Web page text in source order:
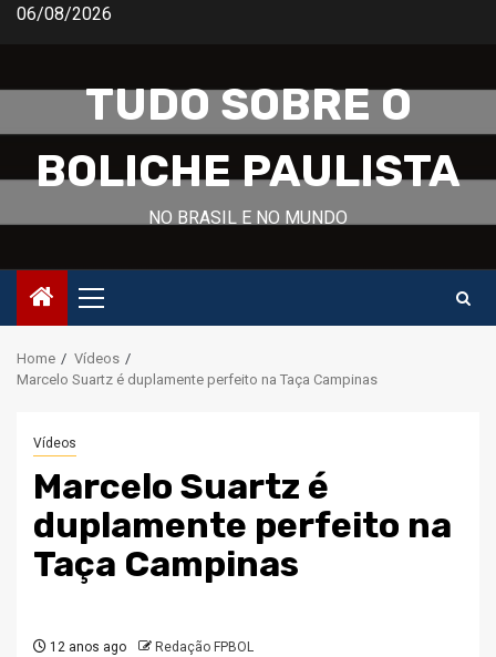
Skip06/08/2026
TUDO SOBRE O
BOLICHE PAULISTA
NO BRASIL E NO MUNDO
Primary
Menu
Home
Vídeos
Marcelo Suartz é duplamente perfeito na Taça Campinas
Vídeos
Marcelo Suartz é
duplamente perfeito na
Taça Campinas
12 anos ago Redação FPBOL